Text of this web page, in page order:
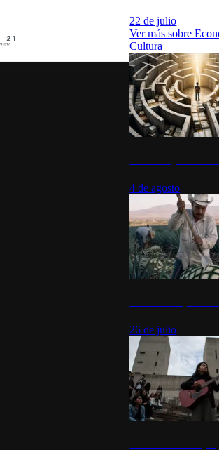
22 de julio
Ver más sobre
Cultura
4 de agosto
26 de julio